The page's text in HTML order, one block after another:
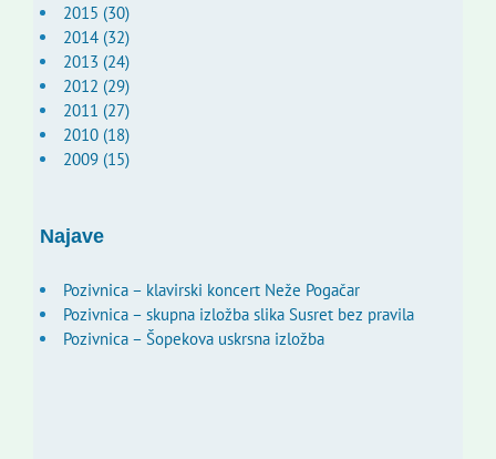
2015 (30)
2014 (32)
2013 (24)
2012 (29)
2011 (27)
2010 (18)
2009 (15)
Najave
Pozivnica – klavirski koncert Neže Pogačar
Pozivnica – skupna izložba slika Susret bez pravila
Pozivnica – Šopekova uskrsna izložba